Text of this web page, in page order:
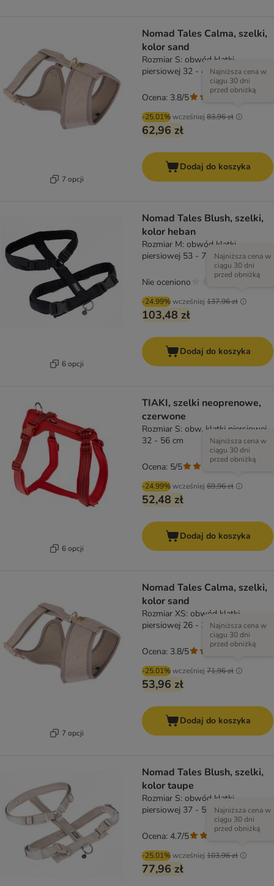
7 opcji
Nomad Tales Calma, szelki,
kolor sand
Rozmiar S: obwód klatki
piersiowej 32 - 46 cm
-25.01%wcześniej 83,96 zł
Najniższa cena w
ciągu 30 dni
przed obniżką
62,96 zł
Ocena: 3.8/5
Dodaj do koszyka
6 opcji
Nomad Tales Blush, szelki,
kolor heban
Rozmiar M: obwód klatki
piersiowej 53 - 71, szer., 25 mm
-24.99%wcześniej 137,96 zł
Najniższa cena w
ciągu 30 dni
przed obniżką
103,48 zł
Nie oceniono
Dodaj do koszyka
6 opcji
TIAKI, szelki neoprenowe,
czerwone
Rozmiar S: obw. klatki piersiowej
32 - 56 cm
-24.99%wcześniej 69,96 zł
Najniższa cena w
ciągu 30 dni
przed obniżką
52,48 zł
Ocena: 5/5
Dodaj do koszyka
7 opcji
Nomad Tales Calma, szelki,
kolor sand
Rozmiar XS: obwód klatki
piersiowej 26 - 34 cm
-25.01%wcześniej 71,96 zł
Najniższa cena w
ciągu 30 dni
przed obniżką
53,96 zł
Ocena: 3.8/5
Dodaj do koszyka
Nomad Tales Blush, szelki,
kolor taupe
Rozmiar S: obwód klatki
piersiowej 37 - 53 cm, szer. 20
-25.01%wcześniej 103,96 zł
Najniższa cena w
ciągu 30 dni
przed obniżką
77,96 zł
Ocena: 4.7/5